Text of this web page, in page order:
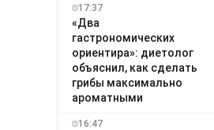
17:37
«Два
гастрономических
ориентира»: диетолог
объяснил, как сделать
грибы максимально
ароматными
16:47